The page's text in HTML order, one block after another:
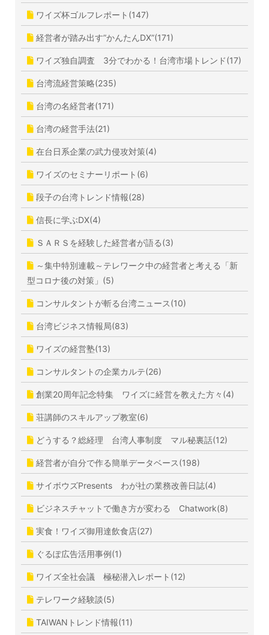
ワイズ杯ゴルフレポート(147)
経営者が踏み出す”かんたんDX”(171)
ワイズ独自調査 3分でわかる！台湾市場トレンド(17)
台湾流経営策略(235)
台湾の名経営者(171)
台湾の経営手法(21)
在台日系企業の武力侵攻対策(4)
ワイズのセミナーリポート(6)
段子の台湾トレンド情報(28)
信長に学ぶDX(4)
ＳＡＲＳを経験した経営者が語る(3)
～集中特別連載～テレワーク中の経営者と考える「新
型コロナ後の対策」(5)
コンサルタントが斬る台湾ニュース(10)
台湾ビジネス情報局(83)
ワイズの経営塾(13)
コンサルタントの企業カルテ(26)
創業20周年記念特集 ワイズに経営を教えた方々(4)
荘講師のスキルアップ教室(6)
どうする？総経理 台湾人事制度 マル秘裏話(12)
経営者が自分で作る簡単データベース(198)
サイボウズPresents わが社の業務改善日誌(4)
ビジネスチャットで働き方が変わる Chatwork(8)
実食！ワイズ御用達飲食店(27)
ぐるぽ広告活用事例(1)
ワイズ全社会議 極秘潜入レポート(12)
テレワーク経験談(5)
TAIWANトレンド情報(11)